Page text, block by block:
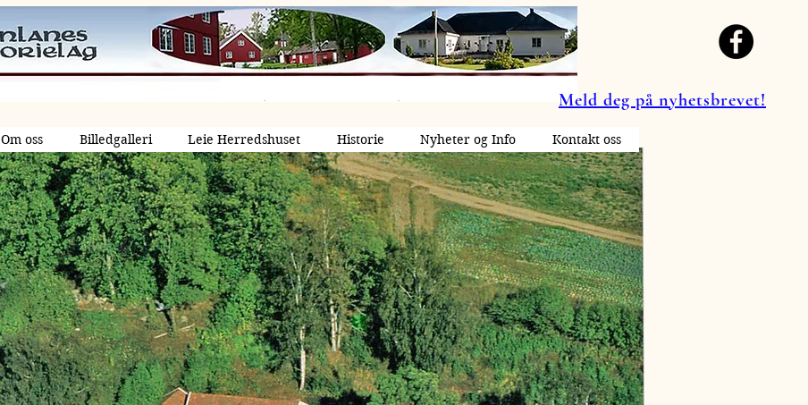
Meld deg på nyhetsbrevet!
Om oss Billedgalleri Leie Herredshuset Historie Nyheter og Info Kontakt oss